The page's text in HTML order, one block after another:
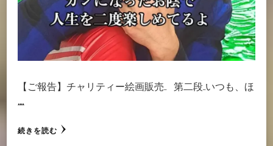
【ご報告】チャリティー絵画販売 第二段 いつも、ほ
…
続きを読む